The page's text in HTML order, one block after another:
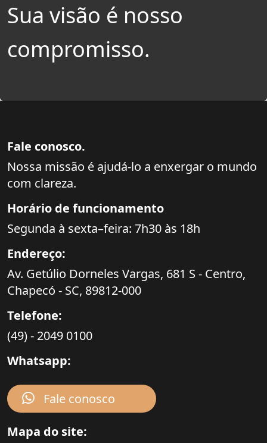
Sua visão é nosso
compromisso.
Fale conosco.
Nossa missão é ajudá-lo a enxergar o mundo
com clareza.
Horário de funcionamento
Segunda à sexta–feira: 7h30 às 18h
Endereço:
Av. Getúlio Dorneles Vargas, 681 S - Centro,
Chapecó - SC, 89812-000
Telefone:
(49) - 2049 0100
Whatsapp:
Fale conosco
Mapa do site: